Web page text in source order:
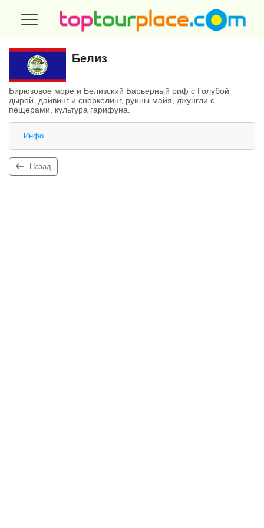
Белиз
Бирюзовое море и Белизский Барьерный риф с Голубой
дырой, дайвинг и сноркелинг, руины майя, джунгли с
пещерами, культура гарифуна.
Инфо
Назад